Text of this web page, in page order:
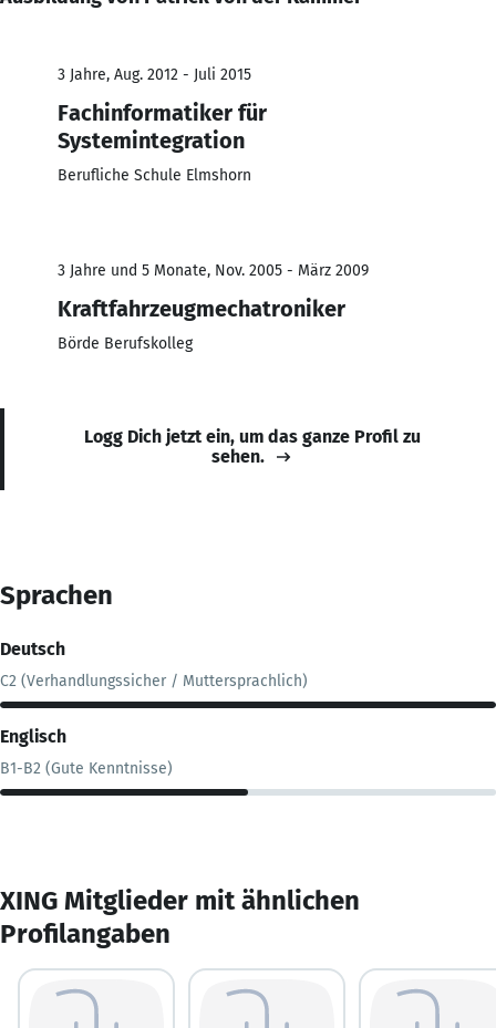
3 Jahre, Aug. 2012 - Juli 2015
Fachinformatiker für
Systemintegration
Berufliche Schule Elmshorn
3 Jahre und 5 Monate, Nov. 2005 - März 2009
Kraftfahrzeugmechatroniker
Börde Berufskolleg
Logg Dich jetzt ein, um das ganze Profil zu
sehen.
Sprachen
Deutsch
C2 (Verhandlungssicher / Muttersprachlich)
Englisch
B1-B2 (Gute Kenntnisse)
XING Mitglieder mit ähnlichen
Profilangaben